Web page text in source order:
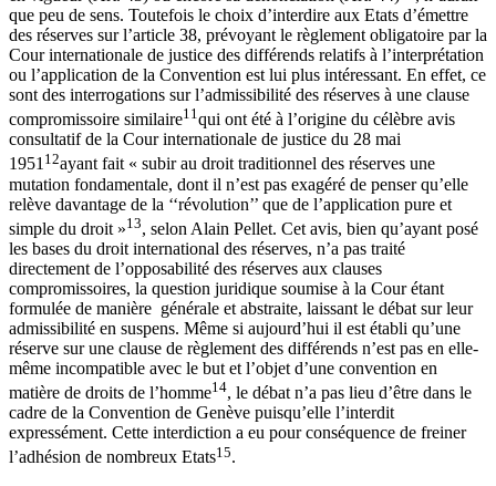
que peu de sens. Toutefois le choix d’interdire aux Etats d’émettre
des réserves sur l’article 38, prévoyant le règlement obligatoire par la
Cour internationale de justice des différends relatifs à l’interprétation
ou l’application de la Convention est lui plus intéressant. En effet, ce
sont des interrogations sur l’admissibilité des réserves à une clause
compromissoire similaire11qui ont été à l’origine du célèbre avis
consultatif de la Cour internationale de justice du 28 mai
195112ayant fait « subir au droit traditionnel des réserves une
mutation fondamentale, dont il n’est pas exagéré de penser qu’elle
relève davantage de la ‘‘révolution’’ que de l’application pure et
simple du droit »13, selon Alain Pellet. Cet avis, bien qu’ayant posé
les bases du droit international des réserves, n’a pas traité
directement de l’opposabilité des réserves aux clauses
compromissoires, la question juridique soumise à la Cour étant
formulée de manière générale et abstraite, laissant le débat sur leur
admissibilité en suspens. Même si aujourd’hui il est établi qu’une
réserve sur une clause de règlement des différends n’est pas en elle-
même incompatible avec le but et l’objet d’une convention en
matière de droits de l’homme14, le débat n’a pas lieu d’être dans le
cadre de la Convention de Genève puisqu’elle l’interdit
expressément. Cette interdiction a eu pour conséquence de freiner
l’adhésion de nombreux Etats15.